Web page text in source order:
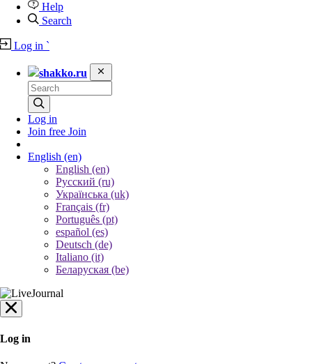
Help
Search
Log in `
shakko.ru
Log in
Join free Join
English (en)
English (en)
Русский (ru)
Українська (uk)
Français (fr)
Português (pt)
español (es)
Deutsch (de)
Italiano (it)
Беларуская (be)
Log in